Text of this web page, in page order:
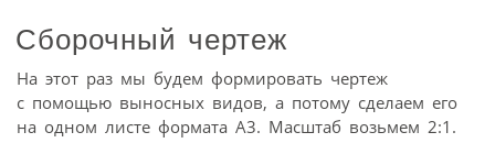
Сборочный чертеж
На этот раз мы будем формировать чертеж
с помощью выносных видов, а потому сделаем его
на одном листе формата А3. Масштаб возьмем 2:1.